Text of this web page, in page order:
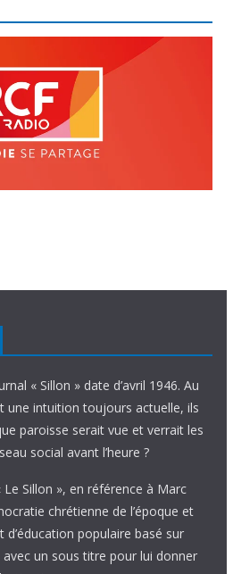
« Sillon » date d’avril 1946. Au
une intuition toujours actuelle, ils
paroisse serait vue et verrait les
social avant l’heure ?
Sillon », en référence à Marc
chrétienne de l’époque et
d’éducation populaire basé sur
avec un sous titre pour lui donner